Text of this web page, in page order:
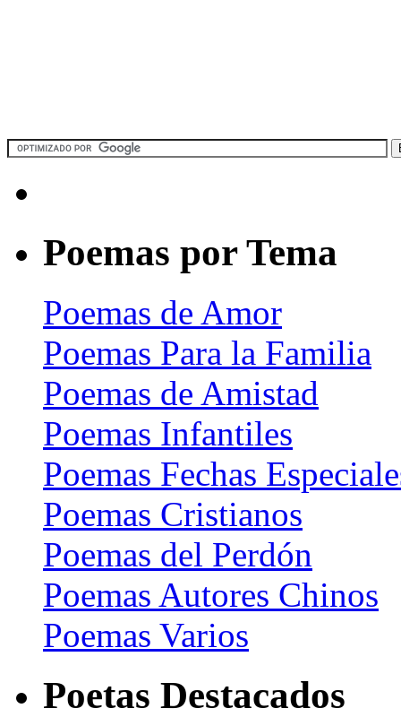
Poemas por Tema
Poemas de Amor
Poemas Para la Familia
Poemas de Amistad
Poemas Infantiles
Poemas Fechas
Poemas Cristianos
Poemas del Perdón
Poemas Autores Chinos
Poemas Varios
Poetas Destacados